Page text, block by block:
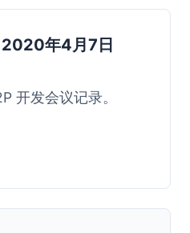
年4月7日
开发会议记录。